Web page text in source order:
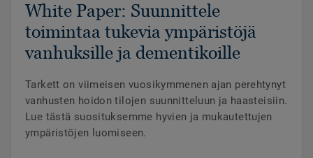
White Paper: Suunnittele
toimintaa tukevia ympäristöjä
vanhuksille ja dementikoille
Tarkett on viimeisen vuosikymmenen ajan perehtynyt
vanhusten hoidon tilojen suunnitteluun ja haasteisiin.
Lue tästä suosituksemme hyvien ja mukautettujen
ympäristöjen luomiseen.